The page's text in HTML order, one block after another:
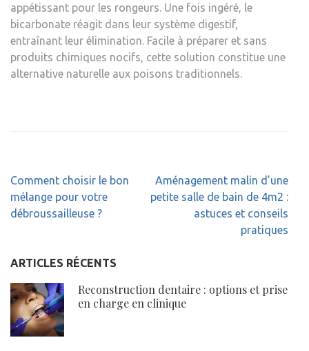
appétissant pour les rongeurs. Une fois ingéré, le
bicarbonate réagit dans leur système digestif,
entraînant leur élimination. Facile à préparer et sans
produits chimiques nocifs, cette solution constitue une
alternative naturelle aux poisons traditionnels.
Navigation
de
l’article
Comment choisir le bon
mélange pour votre
débroussailleuse ?
Aménagement malin d’une
petite salle de bain de 4m2 :
astuces et conseils
pratiques
ARTICLES RÉCENTS
Reconstruction dentaire : options et prise
en charge en clinique